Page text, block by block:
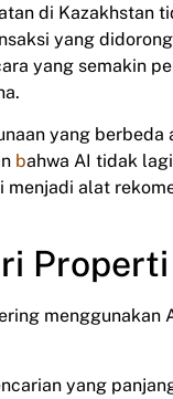
di Kazakhstan
yang
yang semakin
yang
bahwa AI tidak
alat
menggunakan
yang